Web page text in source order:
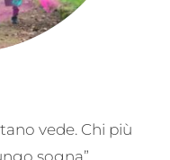
vede. Chi più